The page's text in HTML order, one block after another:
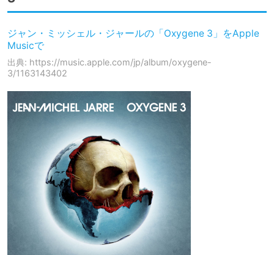
‎ジャン・ミッシェル・ジャールの「Oxygene 3」をApple
Musicで
出典: https://music.apple.com/jp/album/oxygene-
3/1163143402